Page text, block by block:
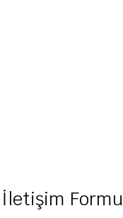
İletişim Formu